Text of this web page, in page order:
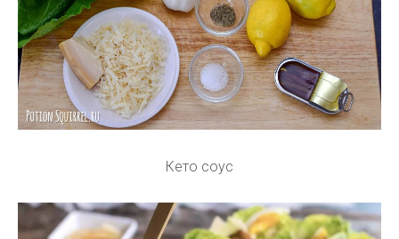
Кето соус